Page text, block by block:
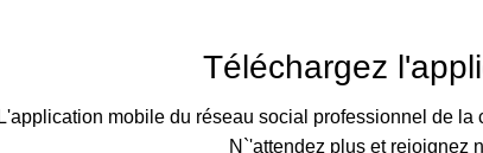
Téléchargez
L'application mobile du réseau social professionnel de
N`'attendez plus et rejoignez